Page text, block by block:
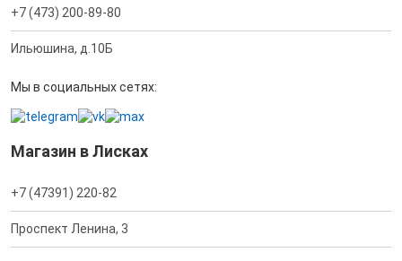
+7 (473) 200-89-80
Ильюшина, д.10Б
Мы в социальных сетях:
Магазин в Лисках
+7 (47391) 220-82
Проспект Ленина, 3